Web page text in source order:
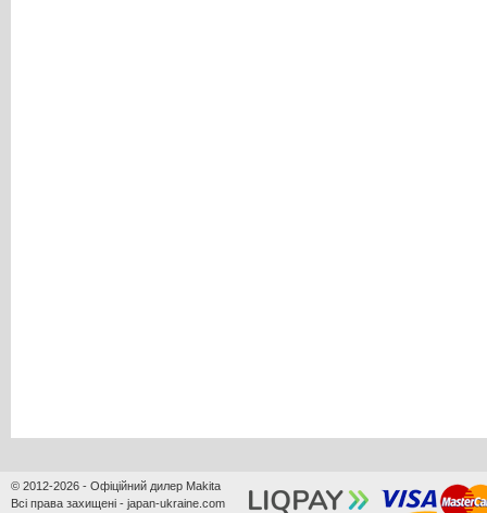
© 2012-2026 - Офіційний дилер Makita
Всі права захищені - japan-ukraine.com